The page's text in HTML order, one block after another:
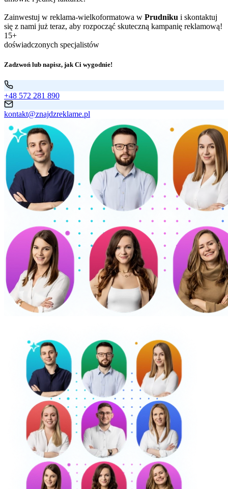
Zainwestuj w reklama-wielkoformatowa w Prudniku i skontaktuj
się z nami już teraz, aby rozpocząć skuteczną kampanię reklamową!
15+
doświadczonych specjalistów
Zadzwoń lub napisz, jak Ci wygodnie!
+48 572 281 890
kontakt@znajdzreklame.pl